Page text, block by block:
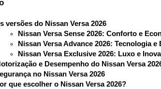
versões do Nissan Versa 2026
Nissan Versa Sense 2026: Conforto e
Nissan Versa Advance 2026: Tecnologia e
Nissan Versa Exclusive 2026: Luxo e
e Desempenho do Nissan Versa
no Nissan Versa 2026
que escolher o Nissan Versa 2026?